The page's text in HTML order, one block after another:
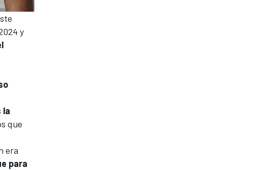
y
la
que
era
para